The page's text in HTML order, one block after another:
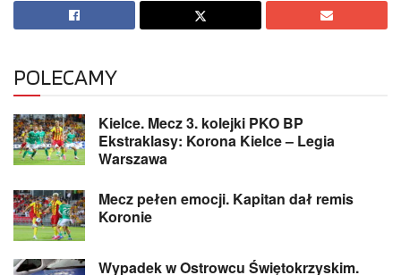
POLECAMY
Kielce. Mecz 3. kolejki PKO BP
Ekstraklasy: Korona Kielce – Legia
Warszawa
Mecz pełen emocji. Kapitan dał remis
Koronie
Wypadek w Ostrowcu Świętokrzyskim.